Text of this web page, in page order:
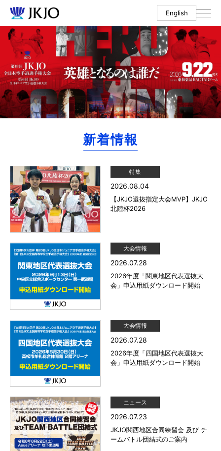
English
新着情報
特集
2026.08.04
【JKJO選抜指定大会MVP】JKJO
北陸杯2026
大会情報
2026.07.28
2026年度「関東地区代表選抜大
会」申込用紙ダウンロード開始
大会情報
2026.07.28
2026年度「四国地区代表選抜大
会」申込用紙ダウンロード開始
ニュース
2026.07.23
JKJO関西地区合同練習会 及び チ
ームバトル団結式のご案内